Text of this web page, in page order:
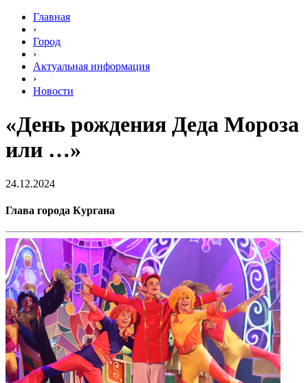
Главная
›
Город
›
Актуальная информация
›
Новости
«День рождения Деда Мороза
или …»
24.12.2024
Глава города Кургана